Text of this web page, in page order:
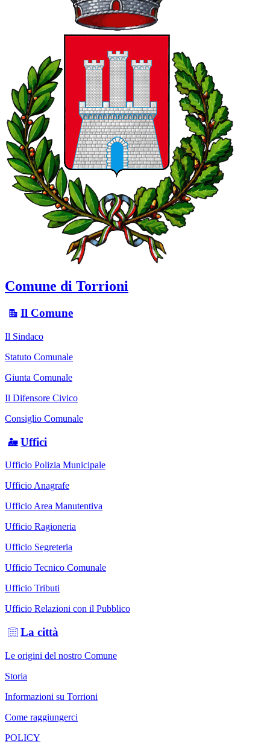
Comune di Torrioni
Il Comune
Il Sindaco
Statuto Comunale
Giunta Comunale
Il Difensore Civico
Consiglio Comunale
Uffici
Ufficio Polizia Municipale
Ufficio Anagrafe
Ufficio Area Manutentiva
Ufficio Ragioneria
Ufficio Segreteria
Ufficio Tecnico Comunale
Ufficio Tributi
Ufficio Relazioni con il Pubblico
La città
Le origini del nostro Comune
Storia
Informazioni su Torrioni
Come raggiungerci
POLICY